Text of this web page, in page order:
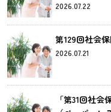
2026.07.22
第129回社会
2026.07.21
「第31回社